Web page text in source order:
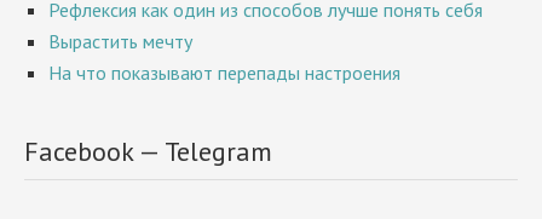
Рефлексия как один из способов лучше понять себя
Вырастить мечту
На что показывают перепады настроения
Facebook — Telegram